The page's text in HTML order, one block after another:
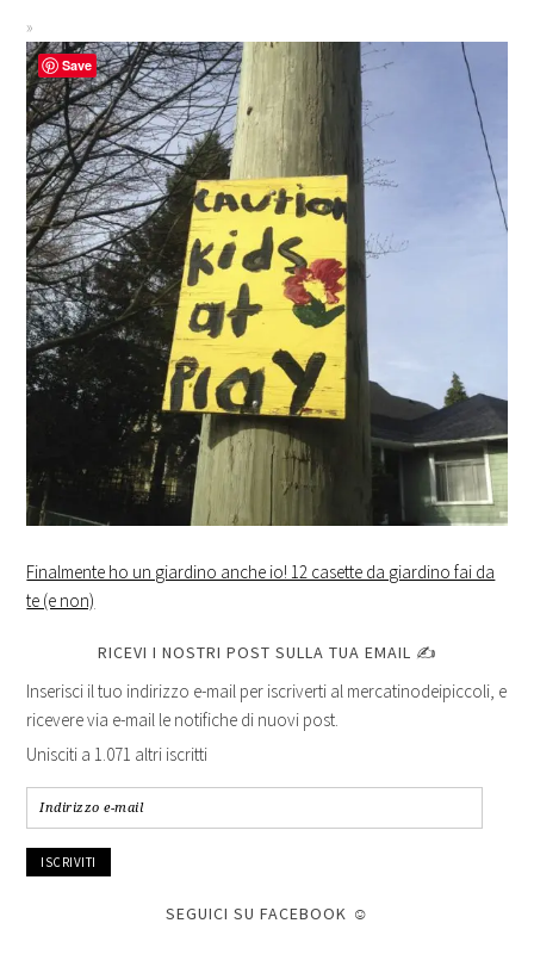
Finalmente ho un giardino anche io! 12 casette da giardino fai da
te (e non)
RICEVI I NOSTRI POST SULLA TUA EMAIL ✍
Inserisci il tuo indirizzo e-mail per iscriverti al mercatinodeipiccoli, e
ricevere via e-mail le notifiche di nuovi post.
Unisciti a 1.071 altri iscritti
Indirizzo
e-
mail
SEGUICI SU FACEBOOK ☺
Save